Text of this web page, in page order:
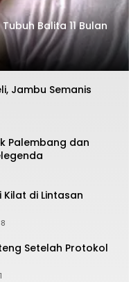
Balita 11 Bulan
Jambu Semanis
Palembang dan
Kilat di Lintasan
Setelah Protokol